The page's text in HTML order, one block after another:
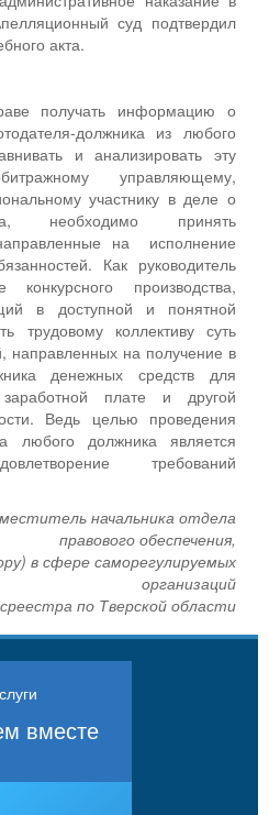
суд подтвердил
акта.
получать информацию о
должника из любого
и анализировать эту
управляющему,
участнику в деле о
необходимо принять
на исполнение
Как руководитель
производства,
в доступной и понятной
трудовому коллективу суть
направленных на получение в
денежных средств для
плате и другой
Ведь целью проведения
любого должника является
требований
начальника отдела
правового обеспечения,
в сфере саморегулируемых
организаций
по Тверской области
вместе